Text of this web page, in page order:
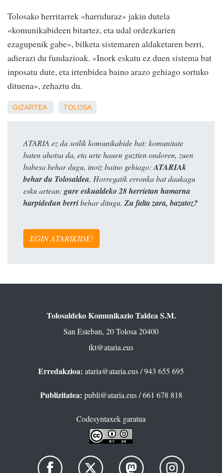
Tolosako herritarrek «harriduraz» jakin dutela
«komunikabideen bitartez, eta udal ordezkarien
ezagupenik gabe», bilketa sistemaren aldaketaren berri,
adierazi du fundazioak. «Inork eskatu ez duen sistema bat
inposatu dute, eta irtenbidea baino arazo gehiago sortuko
dituena», zehaztu du.
GIZARTEA TOLOSA
ATARIA ez da soilik komunikabide bat: komunitate
baten ahotsa da, eta urte hauen guztien ondoren, zuen
babesa behar dugu, inoiz baino gehiago: ATARIAk
behar du Tolosaldea. Horregatik erronka bat daukagu
esku artean: gure eskualdeko 28 herrietan hamarna
harpidedun berribehar ditugu. Zu falta zara, bazatoz?
EGIN ATARIKIDE!
Tolosaldeko Komunikazio Taldea S.M.
San Esteban, 20 Tolosa 20400
tkt@ataria.eus
Erredakzioa: ataria@ataria.eus/ 943 655 695
Publizitatea: publi@ataria.eus/ 661 678 818
Codesyntaxek garatua